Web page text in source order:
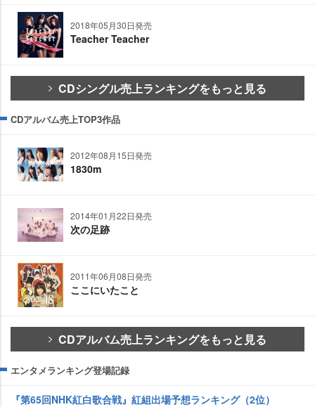
2018年05月30日発売
Teacher Teacher
CDシングル売上ランキングをもっと見る
CDアルバム売上TOP3作品
2012年08月15日発売
1830m
2014年01月22日発売
次の足跡
2011年06月08日発売
ここにいたこと
CDアルバム売上ランキングをもっと見る
エンタメランキング登場記録
『第65回NHK紅白歌合戦』紅組出場予想ランキング（2位）